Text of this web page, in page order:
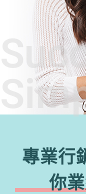
專業行
你